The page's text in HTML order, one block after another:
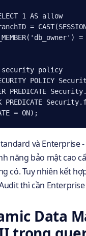
1 AS allow
=
=
policy
POLICY
PREDICATE
PREDICATE
= ON);
và Enterprise
năng bảo mật cao
có. Tuy nhiên kết
thì cần
Data